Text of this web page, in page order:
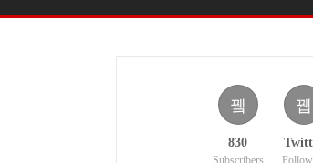
830
Subscribers